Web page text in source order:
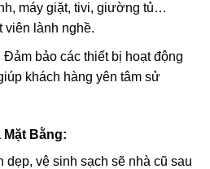
máy giặt, tivi, giường tủ…
viên lành nghề.
bảo các thiết bị hoạt động
khách hàng yên tâm sử
Mặt Bằng:
dẹp, vệ sinh sạch sẽ nhà cũ sau